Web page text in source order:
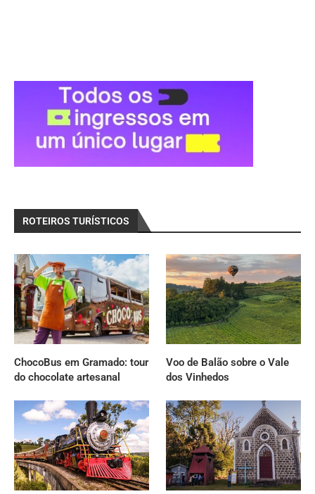
ROTEIROS TURÍSTICOS
ChocoBus em Gramado: tour
do chocolate artesanal
Voo de Balão sobre o Vale
dos Vinhedos